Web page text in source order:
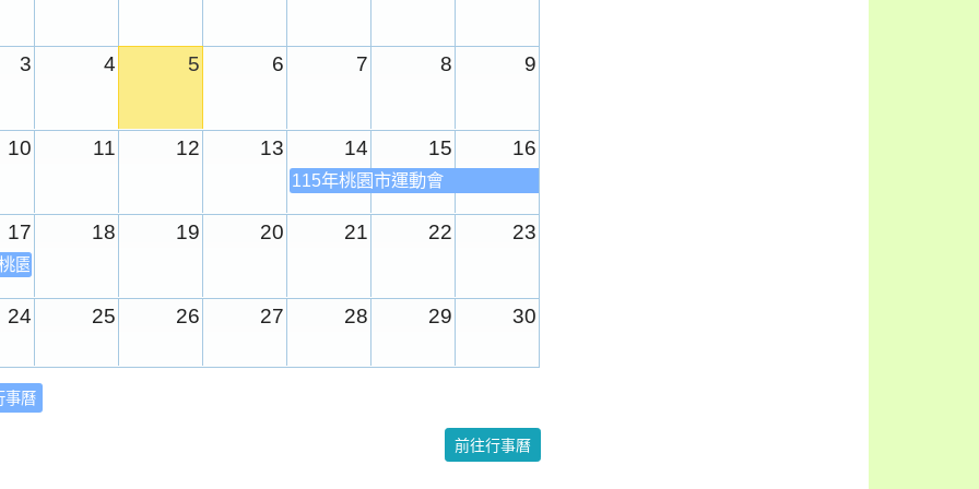
3 4 5 6 7 8 9
10 11 12 13 14 15 16
115年桃園市運動會
17 18 19 20 21 22 23
園市運動會
24 25 26 27 28 29 30
31
事曆
前往行事曆